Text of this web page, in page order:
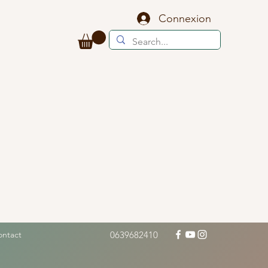
Connexion
0639682410